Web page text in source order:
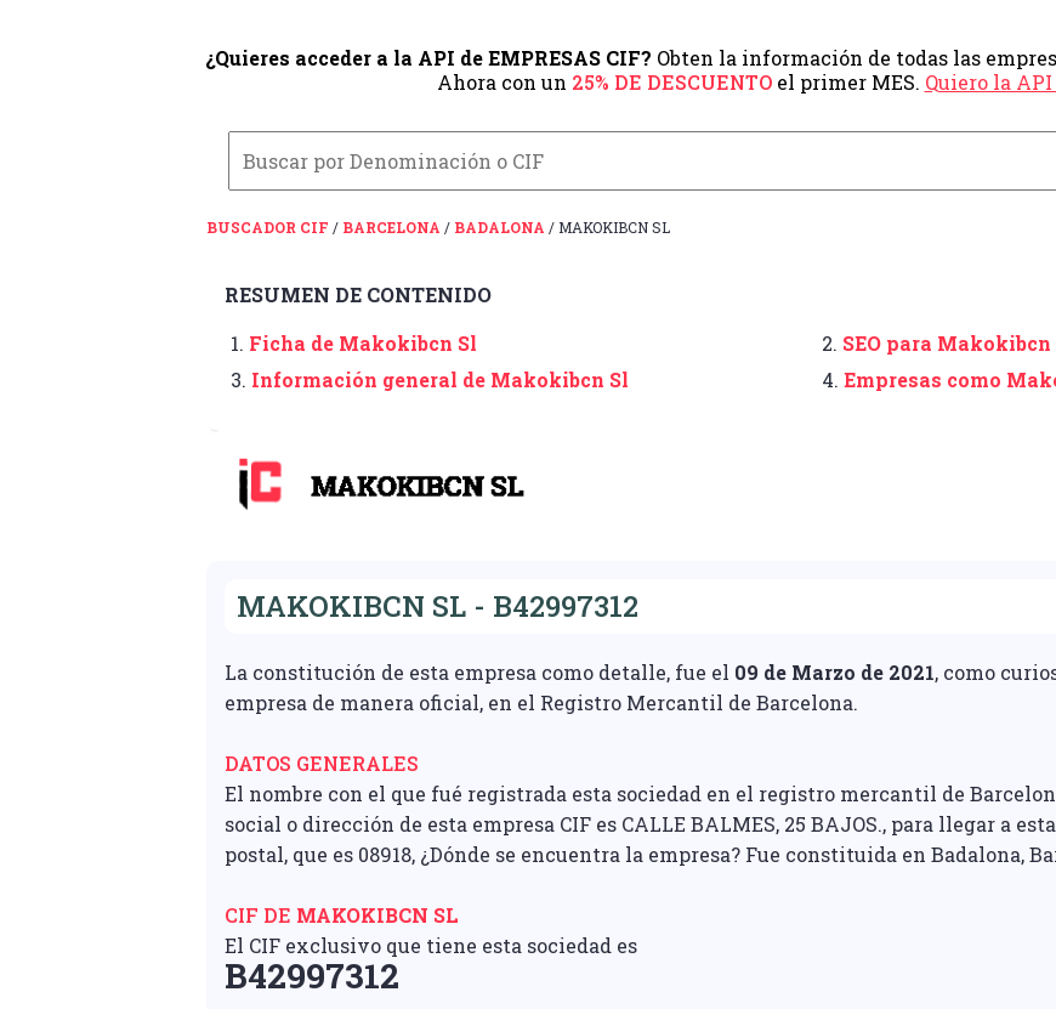
¿Quieres acceder a la API de EMPRESAS CIF? Obten la información de todas las
Ahora con un 25% DE DESCUENTOel primer MES. Quiero la API
BUSCADOR CIF / BARCELONA / BADALONA / MAKOKIBCN SL
RESUMEN DE CONTENIDO
1. Ficha de Makokibcn Sl 2. SEO para Makokibcn
3. Información general de Makokibcn Sl 4. Empresas como
MAKOKIBCN SL - B42997312
La constitución de esta empresa como detalle, fue el 09 de Marzo de 2021, como
empresa de manera oficial, en el Registro Mercantil de Barcelona.
DATOS GENERALES
El nombre con el que fué registrada esta sociedad en el registro mercantil de
social o dirección de esta empresa CIF es CALLE BALMES, 25 BAJOS., para llegar a
postal, que es 08918, ¿Dónde se encuentra la empresa? Fue constituida en Badalona,
CIF DE MAKOKIBCN SL
El CIF exclusivo que tiene esta sociedad es
B42997312